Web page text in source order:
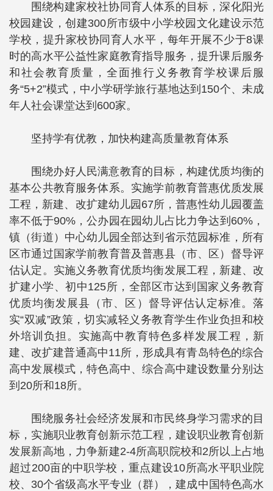
围绕构建家校社协同育人体系的目标，深化阳光
校园建设，创建300所市级中小学校园文化建设示范
学校，提升家校协同育人水平，每年开展不少于8课
时的高水平公益性家庭教育指导服务，提升课后服务
和社会教育质量，全面推行义务教育学校课后服
务“5+2”模式，中小学研学旅行基地达到150个、未成
年人社会课堂达到600家。
坚持学有优教，加快构建高质量教育体系
围绕办好人民满意教育的目标，构建优质均衡的
基本公共教育服务体系。实施学前教育普惠优质发展
工程，新建、改扩建幼儿园67所，普惠性幼儿园覆盖
率不低于90%，公办园在园幼儿占比力争达到60%，
镇（街道）中心幼儿园全部达到省示范园标准，所有
区市通过国家学前教育普及普惠县（市、区）督导评
估认定。实施义务教育优质均衡发展工程，新建、改
扩建小学、初中125所，全部区市达到国家义务教育
优质均衡发展县（市、区）督导评估认定标准。落
实“双减”政策，切实减轻义务教育学生作业负担和校
外培训负担。实施高中教育特色多样发展工程，新
建、改扩建普通高中11所，形成具有青岛特色的综合
高中发展模式，特色高中、综合高中建设数量分别达
到20所和18所。
围绕服务社会经济发展和市民终身学习需求的目
标，实施职业教育创新示范工程，建设职业教育创新
发展新高地，力争新建2-4所高职院校和2所以上占地
超过200亩的中职学校，重点建设10所高水平职业院
校、30个省级高水平专业（群），建成中国特色高水